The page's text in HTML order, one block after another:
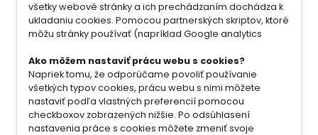
všetky webové stránky a ich prechádzaním dochádza k
ukladaniu cookies. Pomocou partnerských skriptov, ktoré
môžu stránky používať (napríklad Google analytics
Ako môžem nastaviť prácu webu s cookies?
Napriek tomu, že odporúčame povoliť používanie
všetkých typov cookies, prácu webu s nimi môžete
nastaviť podľa vlastných preferencií pomocou
checkboxov zobrazených nižšie. Po odsúhlasení
nastavenia práce s cookies môžete zmeniť svoje